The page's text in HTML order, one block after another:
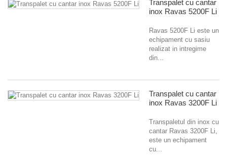
Transpalet cu cantar
inox Ravas 5200F Li
Ravas 5200F Li este un
echipament cu sasiu
realizat in intregime
din...
Transpalet cu cantar
inox Ravas 3200F Li
Transpaletul din inox cu
cantar Ravas 3200F Li,
este un echipament
cu...